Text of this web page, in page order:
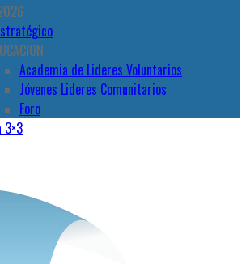
Academia de Lideres Voluntarios
Jóvenes Lideres Comunitarios
Foro
3×3